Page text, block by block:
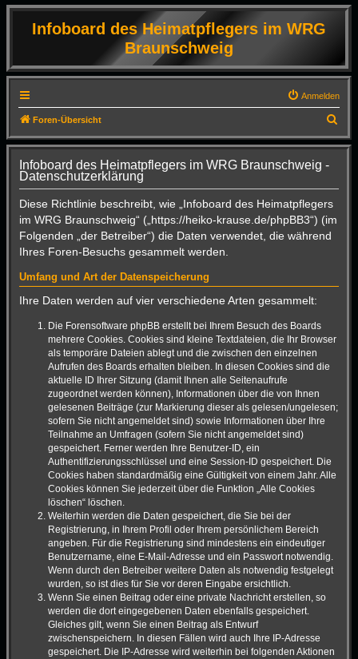
Infoboard des Heimatpflegers im WRG
Braunschweig
Anmelden
Foren-Übersicht
u
Infoboard des Heimatpflegers im WRG Braunschweig -
Datenschutzerklärung
Diese Richtlinie beschreibt, wie „Infoboard des Heimatpflegers
im WRG Braunschweig“ („https://heiko-krause.de/phpBB3“) (im
Folgenden „der Betreiber“) die Daten verwendet, die während
Ihres Foren-Besuchs gesammelt werden.
Umfang und Art der Datenspeicherung
Ihre Daten werden auf vier verschiedene Arten gesammelt:
Die Forensoftware phpBB erstellt bei Ihrem Besuch des Boards
mehrere Cookies. Cookies sind kleine Textdateien, die Ihr Browser
als temporäre Dateien ablegt und die zwischen den einzelnen
Aufrufen des Boards erhalten bleiben. In diesen Cookies sind die
aktuelle ID Ihrer Sitzung (damit Ihnen alle Seitenaufrufe
zugeordnet werden können), Informationen über die von Ihnen
gelesenen Beiträge (zur Markierung dieser als gelesen/ungelesen;
sofern Sie nicht angemeldet sind) sowie Informationen über Ihre
Teilnahme an Umfragen (sofern Sie nicht angemeldet sind)
gespeichert. Ferner werden Ihre Benutzer-ID, ein
Authentifizierungsschlüssel und eine Session-ID gespeichert. Die
Cookies haben standardmäßig eine Gültigkeit von einem Jahr. Alle
Cookies können Sie jederzeit über die Funktion „Alle Cookies
löschen“ löschen.
Weiterhin werden die Daten gespeichert, die Sie bei der
Registrierung, in Ihrem Profil oder Ihrem persönlichem Bereich
angeben. Für die Registrierung sind mindestens ein eindeutiger
Benutzername, eine E-Mail-Adresse und ein Passwort notwendig.
Wenn durch den Betreiber weitere Daten als notwendig festgelegt
wurden, so ist dies für Sie vor deren Eingabe ersichtlich.
Wenn Sie einen Beitrag oder eine private Nachricht erstellen, so
werden die dort eingegebenen Daten ebenfalls gespeichert.
Gleiches gilt, wenn Sie einen Beitrag als Entwurf
zwischenspeichern. In diesen Fällen wird auch Ihre IP-Adresse
gespeichert. Die IP-Adresse wird weiterhin bei folgenden Aktionen